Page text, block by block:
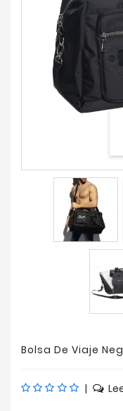
Accesorios
Calcetines
Bolsa De Viaje
|